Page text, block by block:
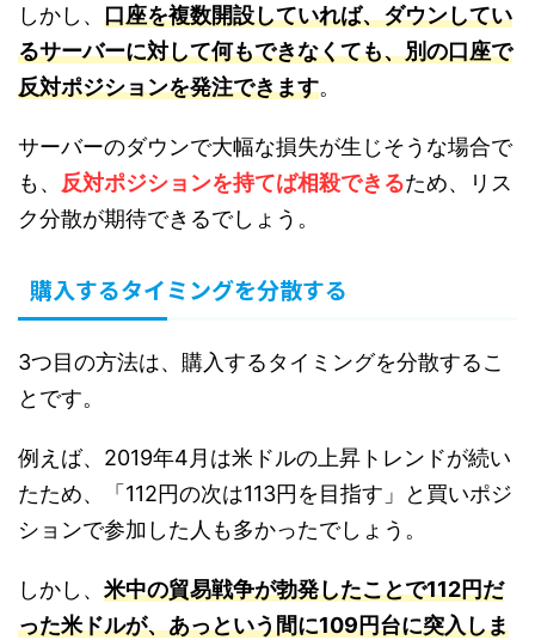
しかし、 口座を複数開設していれば、ダウンしてい
るサーバーに対して何もできなくても、別の口座で
反対ポジションを発注できます。
サーバーのダウンで大幅な損失が生じそうな場合で
も、 反対ポジションを持てば相殺できるため、リス
ク分散が期待できるでしょう。
購入するタイミングを分散する
3つ目の方法は、購入するタイミングを分散するこ
とです。
例えば、2019年4月は米ドルの上昇トレンドが続い
たため、「112円の次は113円を目指す」と買いポジ
ションで参加した人も多かったでしょう。
しかし、 米中の貿易戦争が勃発したことで112円だ
った米ドルが、あっという間に109円台に突入しま